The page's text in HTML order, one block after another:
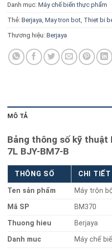
Báo giá
Danh mục: Máy chế biến thực phẩm
Thẻ: Berjaya May tron bot Thiet bi
Thương hiệu: Berjaya
MÔ TẢ
Bảng thông số kỹ
7L BJY-BM7-B
THÔNG SỐ
CHI TIẾT
Ten sản phẩm
Máy trộn
Mã SP
BM370
Thuong hieu
Berjaya
Danh muc
Máy chế